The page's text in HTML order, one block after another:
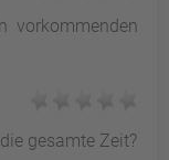
vorkommenden
gesamte Zeit?